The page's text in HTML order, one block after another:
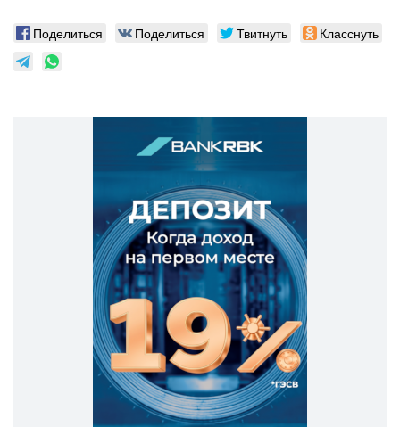
Поделиться Поделиться Твитнуть Класснуть